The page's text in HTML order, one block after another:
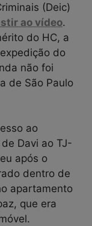
(Deic)
ao vídeo.
do HC, a
do
não foi
de São Paulo
ao
Davi ao TJ-
após o
dentro de
apartamento
que era